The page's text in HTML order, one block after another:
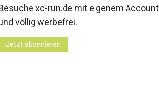
xc-run.de mit eigenem Account
völlig werbefrei.
Jetzt abonnieren